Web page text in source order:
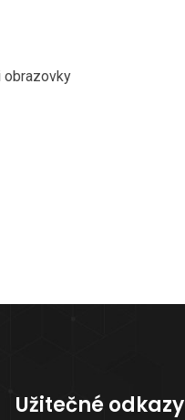
obrazovky
Užitečné odkazy